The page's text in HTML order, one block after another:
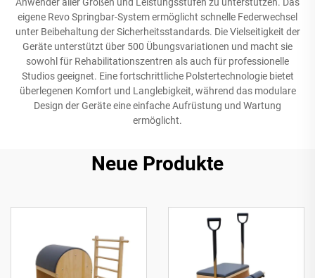
eigene Revo Springbar-System ermöglicht schnelle Federwechsel
unter Beibehaltung der Sicherheitsstandards. Die Vielseitigkeit der
Geräte unterstützt über 500 Übungsvariationen und macht sie
sowohl für Rehabilitationszentren als auch für professionelle
Studios geeignet. Eine fortschrittliche Polstertechnologie bietet
überlegenen Komfort und Langlebigkeit, während das modulare
Design der Geräte eine einfache Aufrüstung und Wartung
ermöglicht.
Neue Produkte